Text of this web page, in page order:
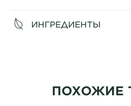
ИНГРЕДИЕНТЫ
ПОХОЖИЕ